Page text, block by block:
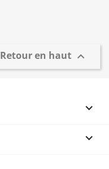
Retour en haut 

